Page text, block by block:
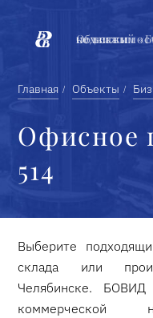
Объекты недвижимости группы
Главная Объекты
Офисное
514
Выберите
склада или
Челябинске. БОВИД